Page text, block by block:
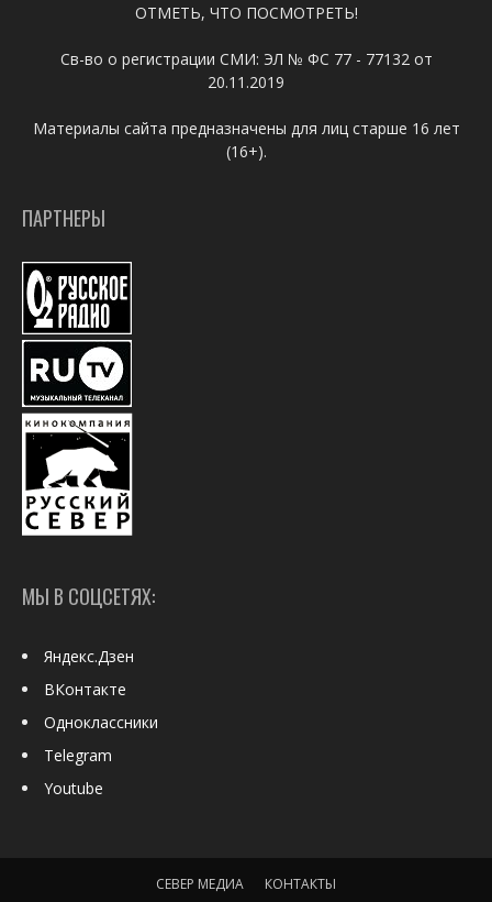
ОТМЕТЬ, ЧТО ПОСМОТРЕТЬ!
Св-во о регистрации СМИ: ЭЛ № ФС 77 - 77132 от
20.11.2019
Материалы сайта предназначены для лиц старше 16 лет
(16+).
ПАРТНЕРЫ
МЫ В СОЦСЕТЯХ:
Яндекс.Дзен
ВКонтакте
Одноклассники
Telegram
Youtube
СЕВЕР МЕДИА КОНТАКТЫ